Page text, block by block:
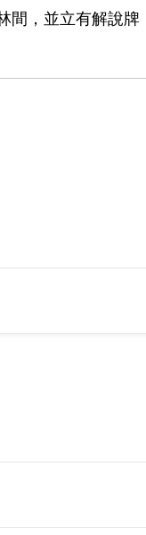
，並立有解說牌